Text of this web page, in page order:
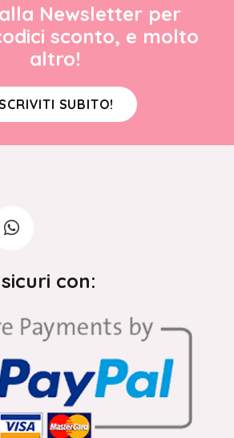
Newsletter per
sconto, e molto
altro!
SUBITO!
con: